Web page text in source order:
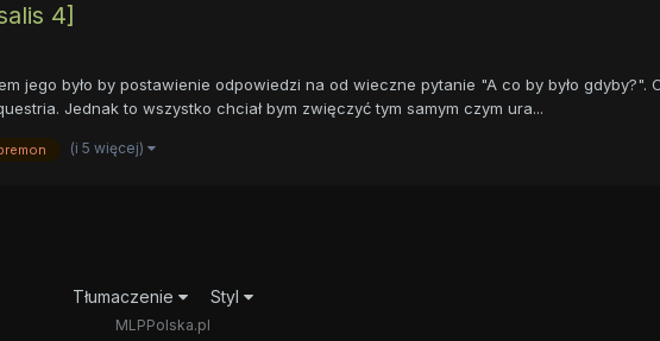
4]
jego było by postawienie odpowiedzi na od wieczne pytanie "A co by było gdyby?".
Jednak to wszystko chciał bym zwięczyć tym samym czym ura...
(i 5 więcej)
Tłumaczenie Styl
MLPPolska.pl